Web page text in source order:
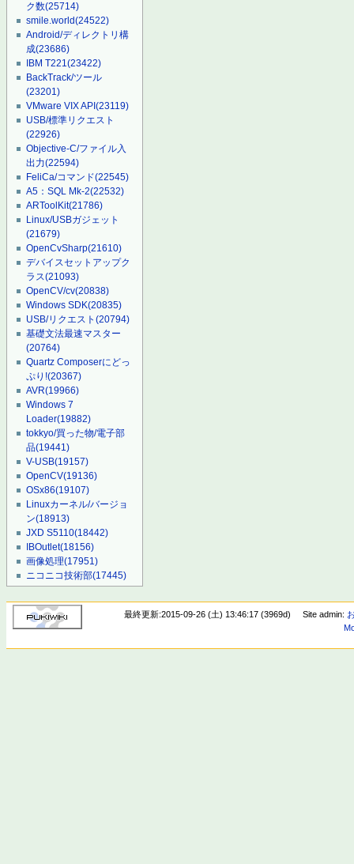
ク数(25714)
smile.world(24522)
Android/ディレクトリ構
成(23686)
IBM T221(23422)
BackTrack/ツール
(23201)
VMware VIX API(23119)
USB/標準リクエスト
(22926)
Objective-C/ファイル入
出力(22594)
FeliCa/コマンド(22545)
A5：SQL Mk-2(22532)
ARToolKit(21786)
Linux/USBガジェット
(21679)
OpenCvSharp(21610)
デバイスセットアップク
ラス(21093)
OpenCV/cv(20838)
Windows SDK(20835)
USB/リクエスト(20794)
基礎文法最速マスター
(20764)
Quartz Composerにどっ
ぷり!(20367)
AVR(19966)
Windows 7
Loader(19882)
tokkyo/買った物/電子部
品(19441)
V-USB(19157)
OpenCV(19136)
OSx86(19107)
Linuxカーネル/バージョ
ン(18913)
JXD S5110(18442)
IBOutlet(18156)
画像処理(17951)
ニコニコ技術部(17445)
最終更新:2015-09-26 (土) 13:46:17 (3969d) Site admin: